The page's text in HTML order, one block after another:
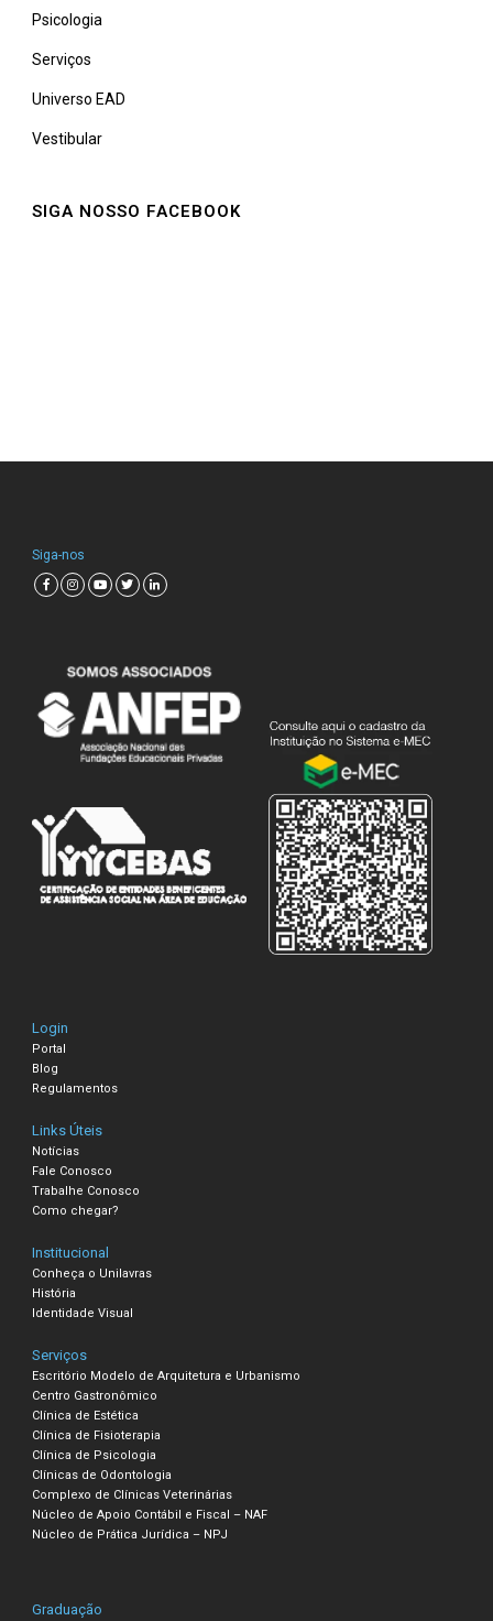
Psicologia
Serviços
Universo EAD
Vestibular
SIGA NOSSO FACEBOOK
Siga-nos
Login
Portal
Blog
Regulamentos
Links Úteis
Notícias
Fale Conosco
Trabalhe Conosco
Como chegar?
Institucional
Conheça o Unilavras
História
Identidade Visual
Serviços
Escritório Modelo de Arquitetura e Urbanismo
Centro Gastronômico
Clínica de Estética
Clínica de Fisioterapia
Clínica de Psicologia
Clínicas de Odontologia
Complexo de Clínicas Veterinárias
Núcleo de Apoio Contábil e Fiscal – NAF
Núcleo de Prática Jurídica – NPJ
Graduação